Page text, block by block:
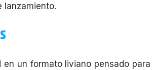
lanzamiento.
un formato liviano pensado para